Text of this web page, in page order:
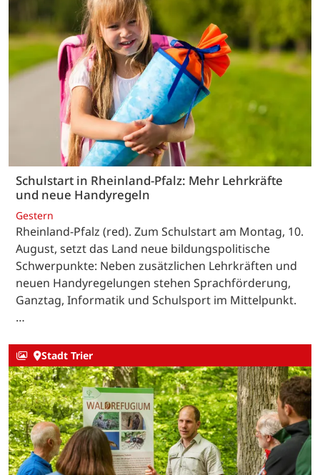
Schulstart in Rheinland-Pfalz: Mehr Lehrkräfte
und neue Handyregeln
Gestern
Rheinland-Pfalz (red). Zum Schulstart am Montag, 10.
August, setzt das Land neue bildungspolitische
Schwerpunkte: Neben zusätzlichen Lehrkräften und
neuen Handyregelungen stehen Sprachförderung,
Ganztag, Informatik und Schulsport im Mittelpunkt.
…
Stadt Trier